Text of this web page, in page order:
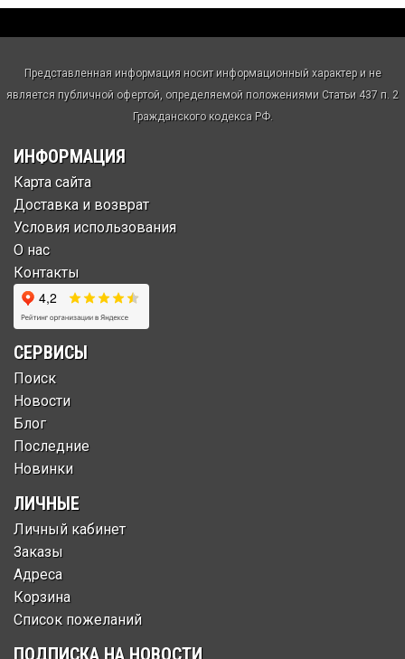
Представленная информация носит информационный характер и не
является публичной офертой, определяемой положениями Статьи 437 п. 2
Гражданского кодекса РФ.
ИНФОРМАЦИЯ
Карта сайта
Доставка и возврат
Условия использования
О нас
Контакты
СЕРВИСЫ
Поиск
Новости
Блог
Последние
Новинки
ЛИЧНЫЕ
Личный кабинет
Заказы
Адреса
Корзина
Список пожеланий